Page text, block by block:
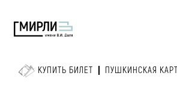
КУПИТЬ БИЛЕТ ПУШКИНСКАЯ